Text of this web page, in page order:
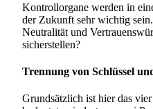
Kontrollorgane werden in
der Zukunft sehr wichtig
Neutralität und
sicherstellen?
Trennung von Schlüssel
Grundsätzlich ist hier das